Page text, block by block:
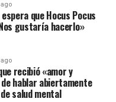
que Hocus Pocus
gustaría hacerlo»
recibió «amor y
hablar abiertamente
salud mental